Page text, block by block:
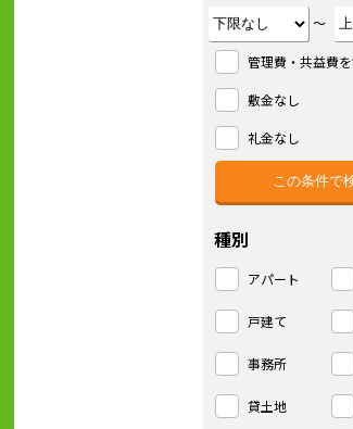
～
管理費・共益費
敷金なし
礼金なし
種別
アパート
戸建て
事務所
貸土地